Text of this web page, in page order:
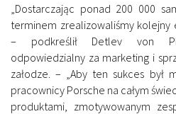
„Dostarczając ponad 200 000
terminem zrealizowaliśmy kolejny
– podkreślił Detlev von
odpowiedzialny za marketing i
załodze. – „Aby ten sukces był
pracownicy Porsche na całym
produktami, zmotywowanym